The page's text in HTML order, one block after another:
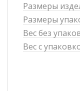
Размеры
Размеры
Вес без
Вес с